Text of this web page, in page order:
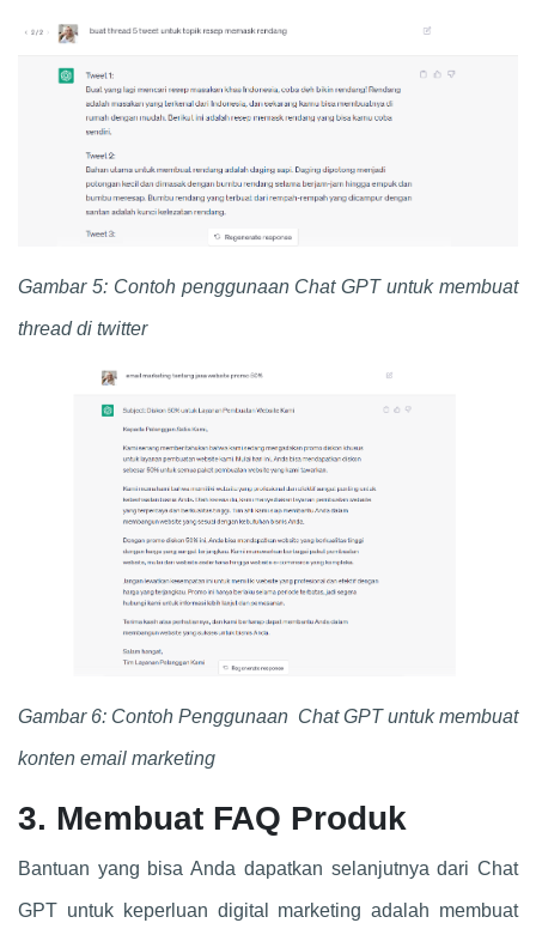
Gambar 5: Contoh penggunaan Chat GPTuntuk membuat
thread di twitter
Gambar 6: Contoh Penggunaan Chat GPTuntuk membuat
konten email marketing
3. Membuat FAQ Produk
Bantuan yang bisa Anda dapatkan selanjutnya dari Chat
GPT untuk keperluan digital marketing adalah membuat